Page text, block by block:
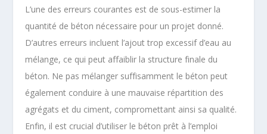
L’une des erreurs courantes est de sous-estimer la
quantité de béton nécessaire pour un projet donné.
D’autres erreurs incluent l’ajout trop excessif d’eau au
mélange, ce qui peut affaiblir la structure finale du
béton. Ne pas mélanger suffisamment le béton peut
également conduire à une mauvaise répartition des
agrégats et du ciment, compromettant ainsi sa qualité.
Enfin, il est crucial d’utiliser le béton prêt à l’emploi